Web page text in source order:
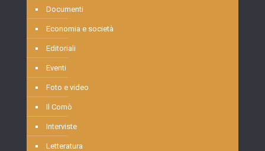
Documenti
Economia e società
Editoriali
Eventi
Foto e video
Il Comò
Interviste
Letteratura